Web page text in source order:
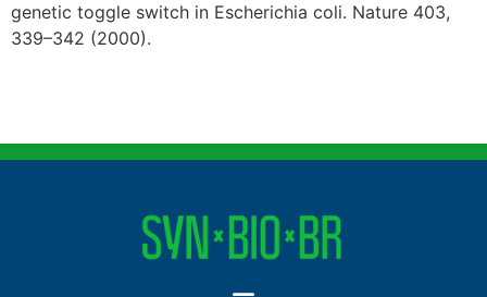
genetic toggle switch in Escherichia coli. Nature 403,
339–342 (2000).